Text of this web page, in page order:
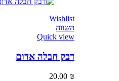
Wishlist
השווה
Quick view
דבק חבלה אדום
20.00 ₪